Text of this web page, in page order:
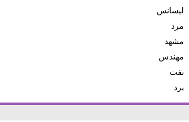
لیسانس
مرد
مشهد
مهندس
نفت
یزد